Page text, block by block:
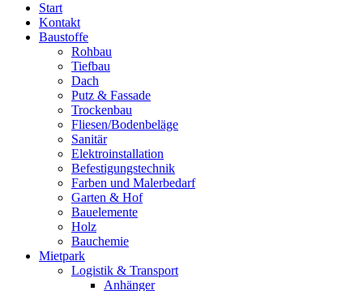
Start
Kontakt
Baustoffe
Rohbau
Tiefbau
Dach
Putz & Fassade
Trockenbau
Fliesen/Bodenbeläge
Sanitär
Elektroinstallation
Befestigungstechnik
Farben und Malerbedarf
Garten & Hof
Bauelemente
Holz
Bauchemie
Mietpark
Logistik & Transport
Anhänger